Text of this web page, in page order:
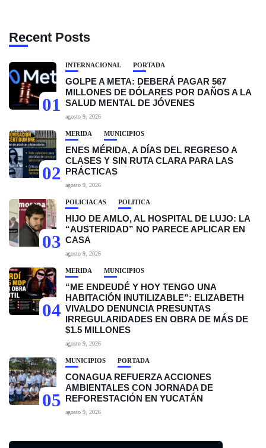
Recent Posts
01
INTERNACIONAL PORTADA
GOLPE A META: DEBERÁ PAGAR 567
MILLONES DE DÓLARES POR DAÑOS A LA
SALUD MENTAL DE JÓVENES
agosto 9, 2026
02
MÉRIDA MUNICIPIOS
ENES MÉRIDA, A DÍAS DEL REGRESO A
CLASES Y SIN RUTA CLARA PARA LAS
PRÁCTICAS
agosto 9, 2026
03
POLICIACAS POLÍTICA
HIJO DE AMLO, AL HOSPITAL DE LUJO: LA
“AUSTERIDAD” NO PARECE APLICAR EN
CASA
agosto 9, 2026
04
MÉRIDA MUNICIPIOS
“ME ENDEUDÉ Y HOY TENGO UNA
HABITACIÓN INUTILIZABLE”: ELIZABETH
VIVALDO DENUNCIA PRESUNTAS
IRREGULARIDADES EN OBRA DE MÁS DE
$1.5 MILLONES
agosto 9, 2026
05
MUNICIPIOS PORTADA
CONAGUA REFUERZA ACCIONES
AMBIENTALES CON JORNADA DE
REFORESTACIÓN EN YUCATÁN
agosto 9, 2026